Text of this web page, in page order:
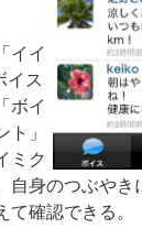
イイ
イス
ボイ
」
ミク
身のつぶやき
て確認できる。